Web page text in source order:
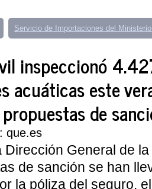
Servicio de Importaciones del
inspeccionó
acuáticas este
de
que.es
Dirección General de
de sanción se han
la póliza del seguro,